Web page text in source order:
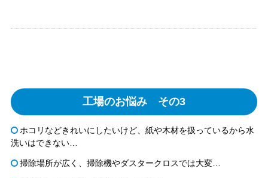
工場のお悩み その3
ホコリなどきれいにしたいけど、紙や木材を扱っているから水
洗いはできない…
掃除場所が広く、掃除機やダスタークロスでは大変…